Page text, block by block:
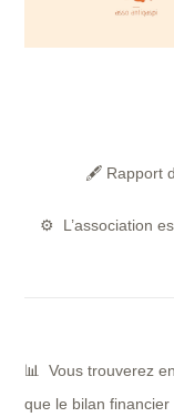
🖋Rapport
⚙️ L’association
📊 Vous trouverez
que le bilan financier